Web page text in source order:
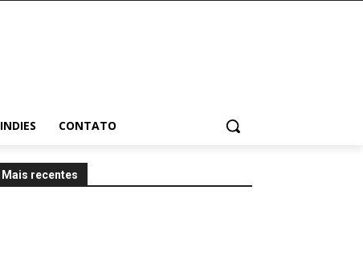
INDIES CONTATO
Mais recentes